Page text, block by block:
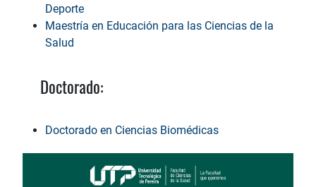
Deporte
Maestría en Educación para las Ciencias de la
Salud
Doctorado:
Doctorado en Ciencias Biomédicas